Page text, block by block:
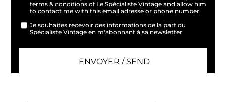
terms & conditions of Le Spécialiste Vintage and allow him
to contact me with this email adresse or phone number.
Je souhaites recevoir des informations de la part du
Spécialiste Vintage en m'abonnant à sa newsletter